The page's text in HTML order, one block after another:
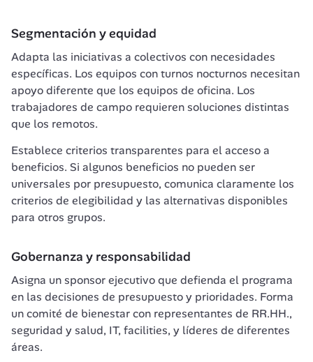
Segmentación y equidad
Adapta las iniciativas a colectivos con necesidades
específicas. Los equipos con turnos nocturnos necesitan
apoyo diferente que los equipos de oficina. Los
trabajadores de campo requieren soluciones distintas
que los remotos.
Establece criterios transparentes para el acceso a
beneficios. Si algunos beneficios no pueden ser
universales por presupuesto, comunica claramente los
criterios de elegibilidad y las alternativas disponibles
para otros grupos.
Gobernanza y responsabilidad
Asigna un sponsor ejecutivo que defienda el programa
en las decisiones de presupuesto y prioridades. Forma
un comité de bienestar con representantes de RR.HH.,
seguridad y salud, IT, facilities, y líderes de diferentes
áreas.